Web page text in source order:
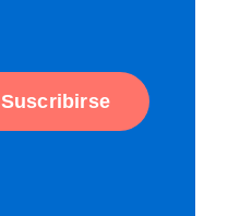
Suscribirse